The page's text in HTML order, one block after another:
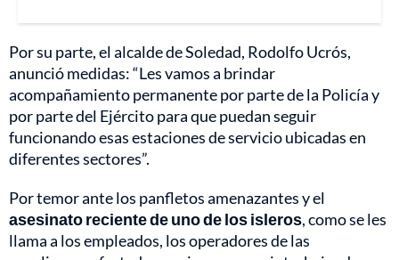
Por su parte, el alcalde de Soledad, Rodolfo Ucrós,
anunció medidas: “Les vamos a brindar
acompañamiento permanente por parte de la Policía y
por parte del Ejército para que puedan seguir
funcionando esas estaciones de servicio ubicadas en
diferentes sectores”.
Por temor ante los panfletos amenazantes y el
asesinato reciente de uno de los isleros, como se les
llama a los empleados, los operadores de las